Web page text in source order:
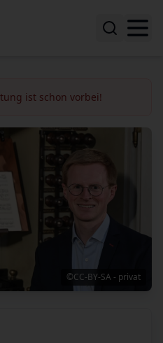
ist schon vorbei!
©CC-BY-SA - privat